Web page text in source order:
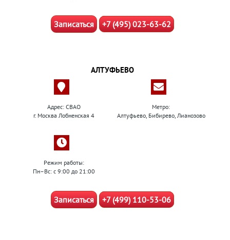
Записаться +7 (495) 023-63-62
АЛТУФЬЕВО
Адрес: СВАО
г. Москва Лобненская 4
Метро:
Алтуфьево, Бибирево, Лианозово
Режим работы:
Пн–Вс: с 9:00 до 21:00
Записаться +7 (499) 110-53-06